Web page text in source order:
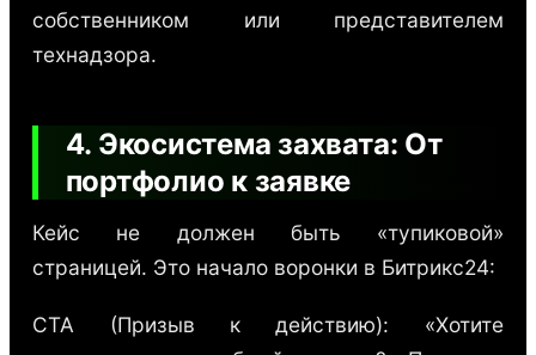
собственником или представителем
технадзора.
4. Экосистема захвата: От
портфолио к заявке
Кейс не должен быть «тупиковой»
страницей. Это начало воронки в Битрикс24:
CTA (Призыв к действию): «Хотите